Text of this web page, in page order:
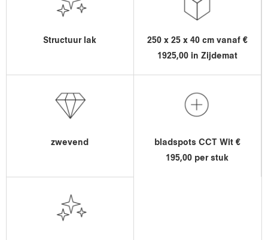
Structuur lak
250 x 25 x 40 cm vanaf €
1925,00 in Zijdemat
zwevend
bladspots CCT Wit €
195,00 per stuk